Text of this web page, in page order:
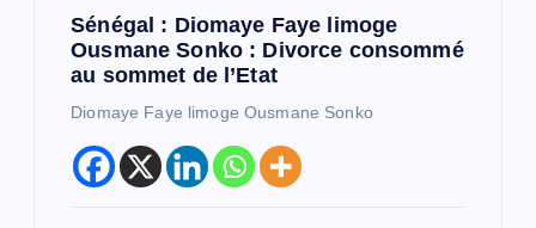
Sénégal : Diomaye Faye limoge
Ousmane Sonko : Divorce consommé
au sommet de l’Etat
Diomaye Faye limoge Ousmane Sonko